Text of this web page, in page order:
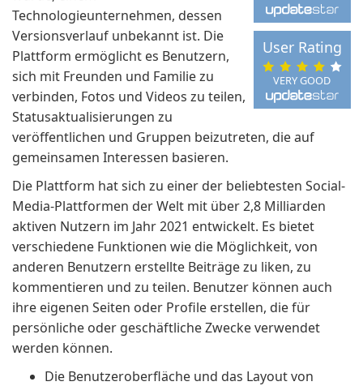
VERY GOOD
User Rating
Technologieunternehmen, dessen
Versionsverlauf unbekannt ist. Die
Plattform ermöglicht es Benutzern,
sich mit Freunden und Familie zu
verbinden, Fotos und Videos zu teilen,
Statusaktualisierungen zu
veröffentlichen und Gruppen beizutreten, die auf
gemeinsamen Interessen basieren.
Die Plattform hat sich zu einer der beliebtesten Social-
Media-Plattformen der Welt mit über 2,8 Milliarden
aktiven Nutzern im Jahr 2021 entwickelt. Es bietet
verschiedene Funktionen wie die Möglichkeit, von
anderen Benutzern erstellte Beiträge zu liken, zu
kommentieren und zu teilen. Benutzer können auch
ihre eigenen Seiten oder Profile erstellen, die für
persönliche oder geschäftliche Zwecke verwendet
werden können.
Die Benutzeroberfläche und das Layout von